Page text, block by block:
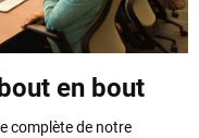
en bout
complète de notre